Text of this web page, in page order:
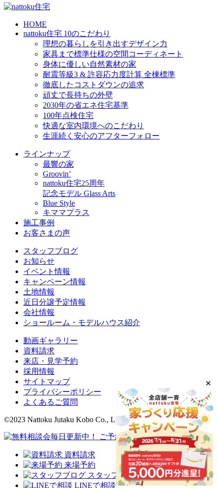
HOME
nattoku住宅 10のこだわり
理想の暮らしを引き出すデザイン力
家具まで標準仕様の空間コーディネート
身体に優しい自然素材の家
耐震等級3 & 許容応力度計算 全棟標準
徹底したコストダウンの追求
頑丈で長持ちの外壁
2030年の省エネ住宅基準
100年点検住宅
快適な室内環境へのこだわり
生涯続く安心のアフターフォロー
ラインナップ
最響の家
Groovin’
nattoku住宅25周年
記念モデル Glass Arts
Blue Style
キママプラス
施工事例
お客さまの声
スタッフブログ
お知らせ
イベント情報
キャンペーン情報
土地情報
近日分譲予定情報
会社情報
ショールーム・モデルハウス紹介
動画ギャラリー
資料請求
来店・見学予約
採用情報
サイトマップ
プライバシーポリシー
よくあるご質問
©2023 Nattoku Jutaku Kobo Co., Ltd.
資料請求
来場予約
スタッフブログ
LINEで相談